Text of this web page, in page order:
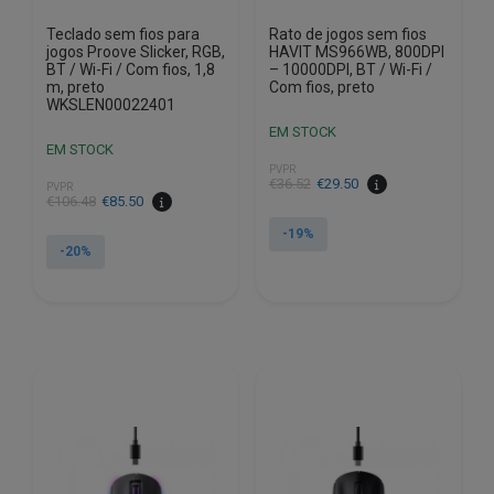
Teclado sem fios para
jogos Proove Slicker, RGB,
BT / Wi-Fi / Com fios, 1,8
m, preto
WKSLEN00022401
EM STOCK
PVPR
€106.48
O
original
€85.50
O
atual
-20%
Rato de jogos sem fios
HAVIT MS966WB, 800DPI
– 10000DPI, BT / Wi-Fi /
Com fios, preto
EM STOCK
PVPR
€36.52
O
original
€29.50
O
atual
-19%